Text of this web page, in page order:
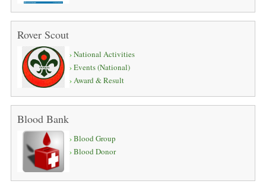
Rover Scout
National Activities
Events (National)
Award & Result
Blood Bank
Blood Group
Blood Donor